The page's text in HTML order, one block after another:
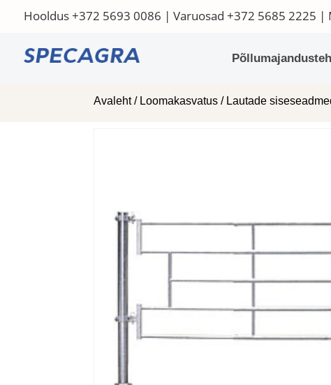
Hooldus+372 5693 0086 | Varuosad +372 5685 2225 |
Avaleht/ Loomakasvatus / Lautade